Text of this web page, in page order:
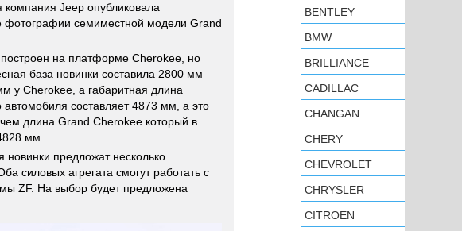
компания Jeep опубликовала
семиместной модели Grand
на платформе Cherokee, но
база новинки составила 2800 мм
у Cherokee, а габаритная длина
автомобиля составляет 4873 мм, а это
длина Grand Cherokee который в
мм.
новинки предложат несколько
силовых агрегата смогут работать с
ZF. На выбор будет предложена
BENTLEY
BMW
BRILLIANCE
CADILLAC
CHANGAN
CHERY
CHEVROLET
CHRYSLER
CITROEN